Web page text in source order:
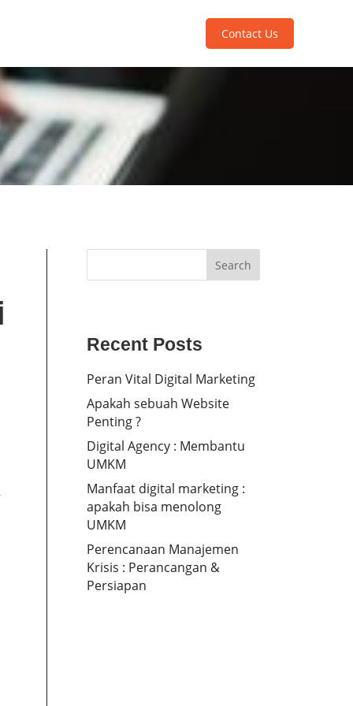
Contact Us
Search
Recent Posts
Peran Vital Digital Marketing
Apakah sebuah Website
Penting ?
Digital Agency : Membantu
UMKM
Manfaat digital marketing :
apakah bisa menolong
UMKM
Perencanaan Manajemen
Krisis : Perancangan &
Persiapan